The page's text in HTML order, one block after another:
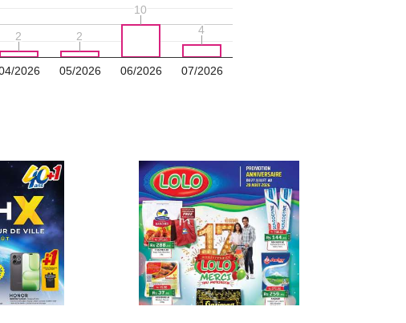
2026 05/2026 06/2026 07/2026
2
2 2
2
10
10
4
4